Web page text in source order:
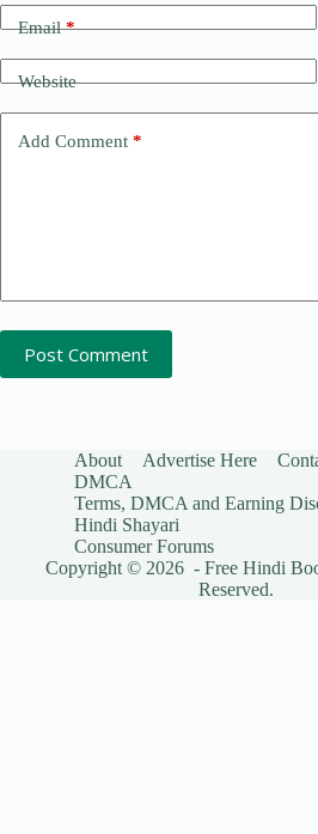
Email*
Website
Add Comment *
Post Comment
About Advertise Here
DMCA
Terms, DMCA and Earning
Hindi Shayari
Consumer Forums
Copyright © 2026 - Free Hindi
Reserved.